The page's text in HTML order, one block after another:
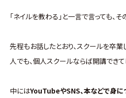
「ネイルを教わる」と一言で言っても、
先程もお話したとおり、スクールを卒
人でも、個人スクールならば開講できて
中にはYouTubeやSNS、本などで身に